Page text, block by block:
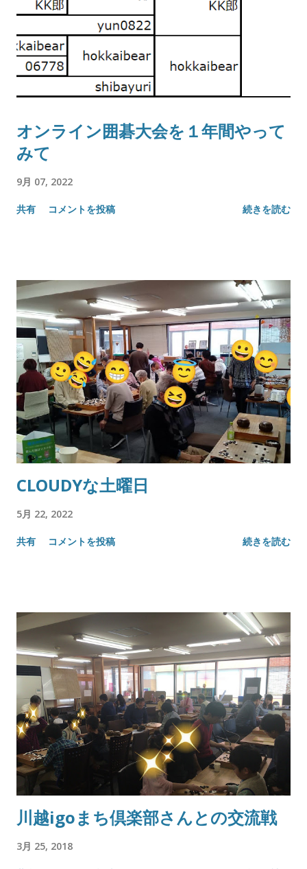
オンライン囲碁大会を１年間やって
みて
9月 07, 2022
共有 コメントを投稿 続きを読む
CLOUDYな土曜日
5月 22, 2022
共有 コメントを投稿 続きを読む
川越igoまち倶楽部さんとの交流戦
3月 25, 2018